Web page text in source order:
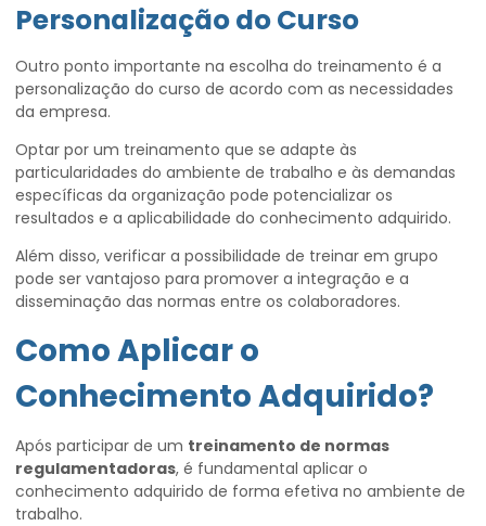
Personalização do Curso
Outro ponto importante na escolha do treinamento é a
personalização do curso de acordo com as necessidades
da empresa.
Optar por um treinamento que se adapte às
particularidades do ambiente de trabalho e às demandas
específicas da organização pode potencializar os
resultados e a aplicabilidade do conhecimento adquirido.
Além disso, verificar a possibilidade de treinar em grupo
pode ser vantajoso para promover a integração e a
disseminação das normas entre os colaboradores.
Como Aplicar o
Conhecimento Adquirido?
Após participar de um treinamento de normas
regulamentadoras, é fundamental aplicar o
conhecimento adquirido de forma efetiva no ambiente de
trabalho.